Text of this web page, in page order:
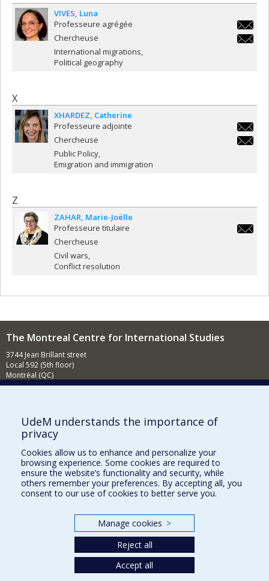
VIVES Luna
Professeure agrégée
Chercheuse
International migrations
Political geography
X
XHARDEZ Catherine
Professeure adjointe
Chercheuse
Public Policy
Emigration and immigration
Z
ZAHAR Marie-Joëlle
Professeure titulaire
Chercheuse
Civil wars
Conflict resolution
The Montreal Centre for International Studies
3744 Jean Brillant street
Local 592 (5th floor)
Montréal (QC)
H3T 1P1
E-mail
News(in french)
Activities(in french)
Supporting the CÉRIUM
Our Departments and Schools
Programs and Courses in our Faculty
UdeM understands the importance of
privacy
Cookies allow us to enhance and personalize your
browsing experience. Some cookies are required to
ensure the website’s functionality and security, while
others remember your preferences. By accepting all, you
consent to our use of cookies to better serve you.
Manage cookies >
Reject all
Accept all